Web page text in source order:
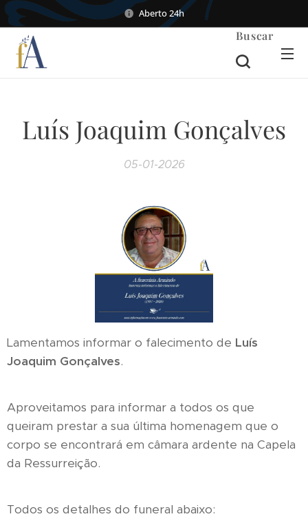
Aberto 24h
Buscar
Luís Joaquim Gonçalves
05-01-2026
Lamentamos informar o falecimento de Luís
Joaquim Gonçalves.
Aproveitamos para informar a todos os que
queiram prestar a sua última homenagem que o
corpo se encontrará em câmara ardente na Capela
da Ressurreição.
Todos os detalhes do funeral abaixo: